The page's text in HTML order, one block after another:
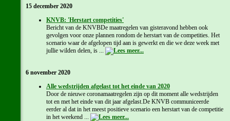
15 december 2020
KNVB: 'Herstart competities'
Bericht van de KNVBDe maatregelen van gisteravond hebben ook
gevolgen voor onze plannen rondom de herstart van de competities. Het
scenario waar de afgelopen tijd aan is gewerkt en die we deze week met
jullie wilden delen, is ...
6 november 2020
Alle wedstrijden afgelast tot het einde van 2020
Door de nieuwe coronamaatregelen zijn op dit moment alle wedstrijden
tot en met het einde van dit jaar afgelast.De KNVB communiceerde
eerder al dat in het meest positieve scenario een herstart van de competitie
in het weekend ...